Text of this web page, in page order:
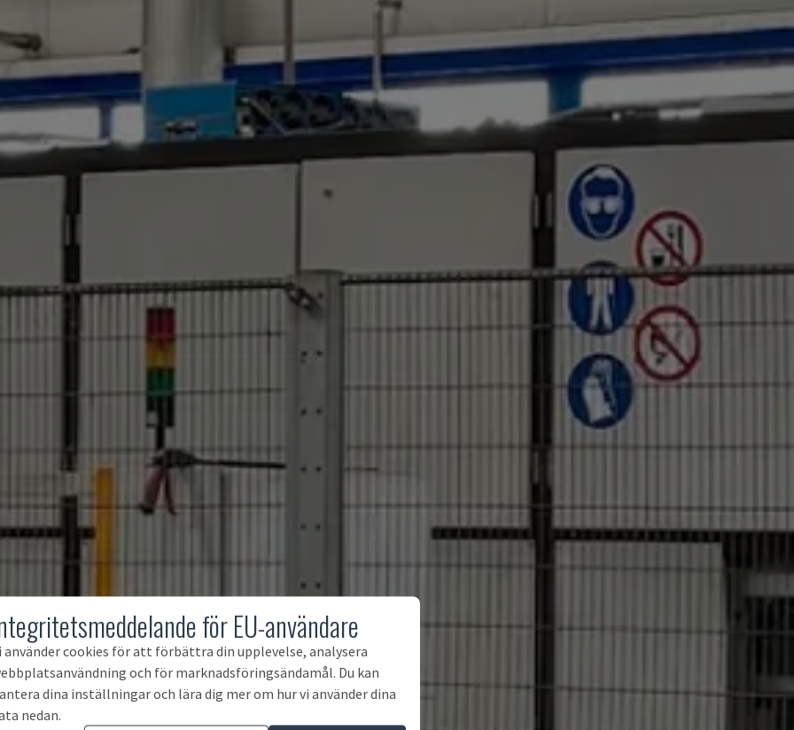
för EU-användare
använder cookies för att förbättra din upplevelse, analysera
och för marknadsföringsändamål. Du kan
dina inställningar och lära dig mer om hur vi använder dina
nedan.